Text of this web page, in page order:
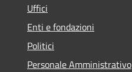
Uffici
Enti e fondazioni
Politici
Personale Amministrativo